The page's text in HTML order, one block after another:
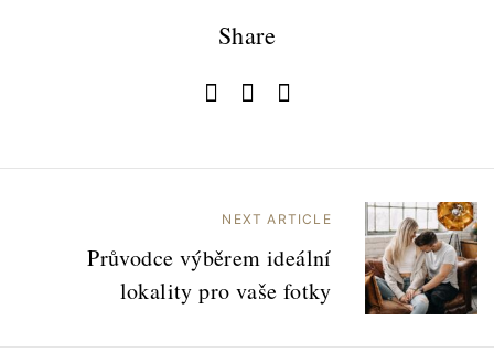
Share
NEXT ARTICLE
Průvodce výběrem ideální
lokality pro vaše fotky